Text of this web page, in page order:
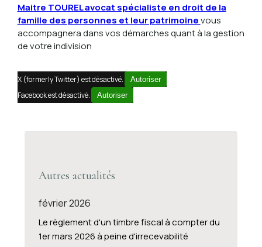
Maitre TOUREL avocat spécialiste en droit de la
famille des personnes et leur patrimoinevous
accompagnera dans vos démarches quant à la gestion
de votre indivision
X (formerly Twitter) est désactivé. Autoriser
Facebook est désactivé. Autoriser
Autres actualités
février 2026
Le règlement d'un timbre fiscal à compter du
1er mars 2026 à peine d'irrecevabilité